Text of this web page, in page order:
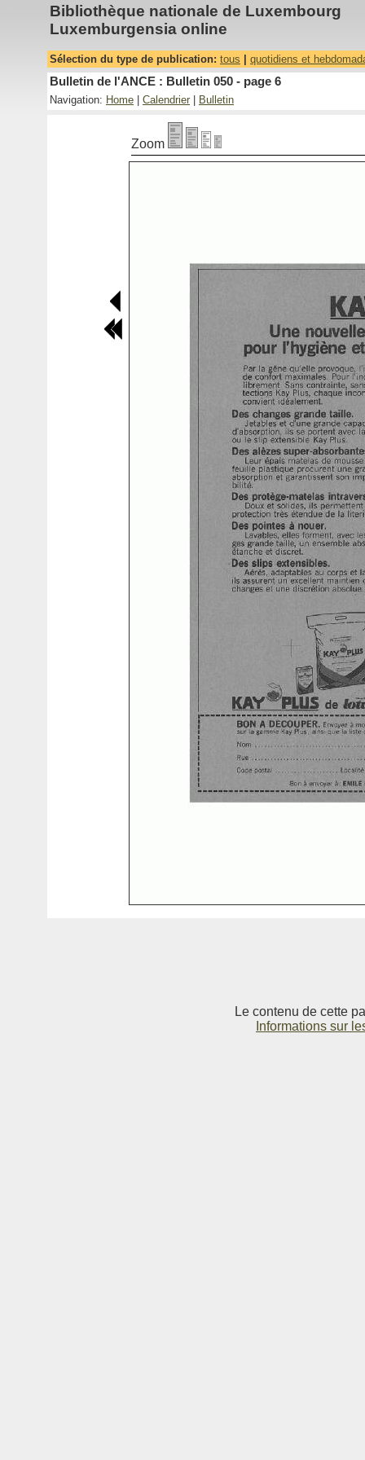
Bibliothèque nationale de Luxembourg
Luxemburgensia online
Sélection du type de publication: tous quotidiens et
Bulletin de l'ANCE : Bulletin 050 - page 6
Navigation: Home Calendrier Bulletin
Zoom
Le contenu de cette
Informations sur